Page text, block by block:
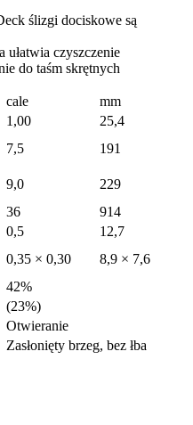
ślizgi dociskowe są
czyszczenie
do taśm skrętnych
cale
mm
1,00
25,4
7,5
191
9,0
229
36
914
0,5
12,7
0,35 × 0,30
8,9 × 7,6
42%
(23%)
Otwieranie
Zasłonięty brzeg, bez łba